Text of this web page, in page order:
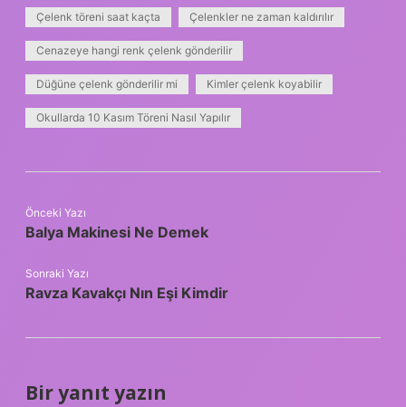
Çelenk töreni saat kaçta Çelenkler ne zaman kaldırılır
Cenazeye hangi renk çelenk gönderilir
Düğüne çelenk gönderilir mi Kimler çelenk koyabilir
Okullarda 10 Kasım Töreni Nasıl Yapılır
Önceki Yazı
Balya Makinesi Ne Demek
Sonraki Yazı
Ravza Kavakçı Nın Eşi Kimdir
Bir yanıt yazın